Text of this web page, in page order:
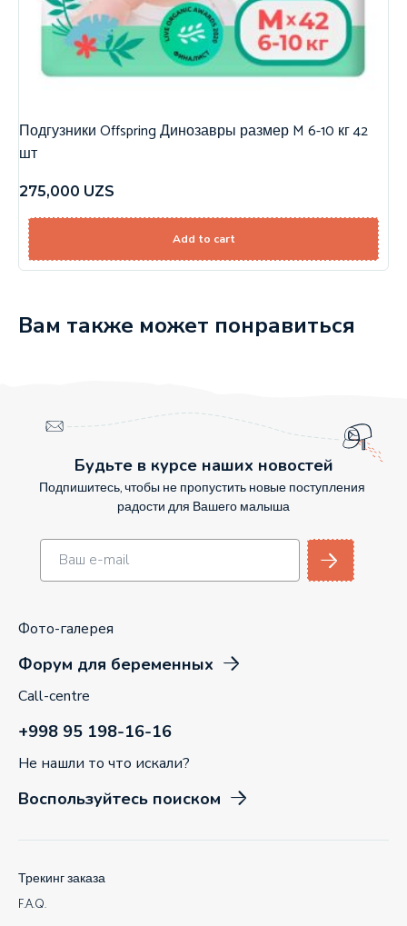
Подгузники Offspring Динозавры размер M 6-10 кг 42
шт
275,000 UZS
Add to cart
Вам также может понравиться
Будьте в курсе наших новостей
Подпишитесь, чтобы не пропустить новые поступления
радости для Вашего малыша
Фото-галерея
Форум для беременных
Call-centre
+998 95 198-16-16
Не нашли то что искали?
Воспользуйтесь поиском
Трекинг заказа
F.A.Q.